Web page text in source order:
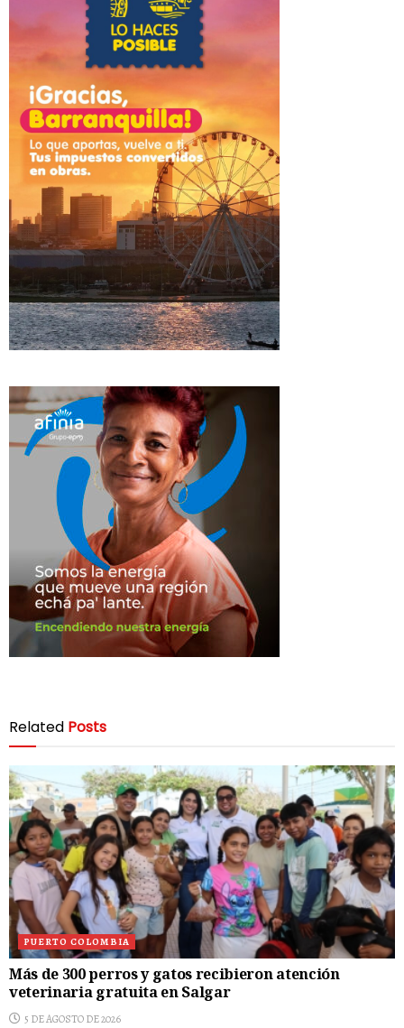
Related Posts
PUERTO COLOMBIA
Más de 300 perros y gatos recibieron atención
veterinaria gratuita en Salgar
5 DE AGOSTO DE 2026